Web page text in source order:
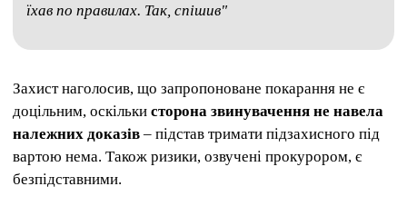
їхав по правилах. Так, спішив"
Захист наголосив, що запропоноване покарання не є
доцільним, оскільки сторона звинувачення не навела
належних доказів – підстав тримати підзахисного під
вартою нема. Також ризики, озвучені прокурором, є
безпідставними.